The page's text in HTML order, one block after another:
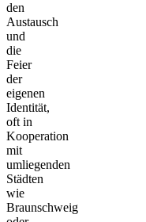
den
Austausch
und
die
Feier
der
eigenen
Identität,
oft in
Kooperation
mit
umliegenden
Städten
wie
Braunschweig